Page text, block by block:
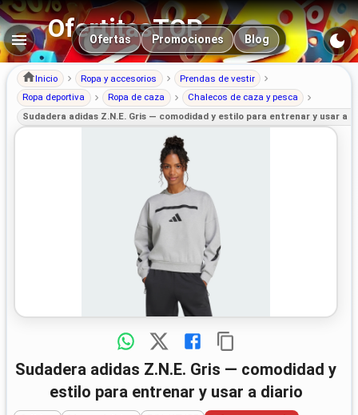
OfertitasTOP
Navegación principal
Ofertas Promociones Blog
Inicio Ropa y accesorios
Prendas de vestir
Ropa deportiva
Ropa de caza
Chalecos de caza y pesca
Sudadera adidas Z.N.E. Gris — comodidad y estilo para entrenar y usar a
Sudadera adidas Z.N.E. Gris — comodidad y
estilo para entrenar y usar a diario